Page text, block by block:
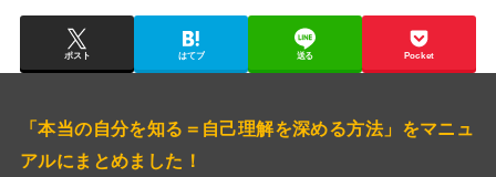
ポスト はてブ 送る Pocket
「本当の自分を知る＝自己理解を深める方法」をマニュ
アルにまとめました！